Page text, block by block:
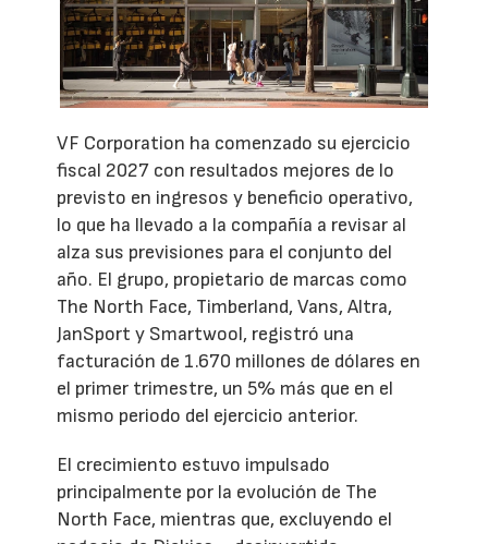
VF Corporation ha comenzado su ejercicio
fiscal 2027 con resultados mejores de lo
previsto en ingresos y beneficio operativo,
lo que ha llevado a la compañía a revisar al
alza sus previsiones para el conjunto del
año. El grupo, propietario de marcas como
The North Face, Timberland, Vans, Altra,
JanSport y Smartwool, registró una
facturación de 1.670 millones de dólares en
el primer trimestre, un 5% más que en el
mismo periodo del ejercicio anterior.
El crecimiento estuvo impulsado
principalmente por la evolución de The
North Face, mientras que, excluyendo el